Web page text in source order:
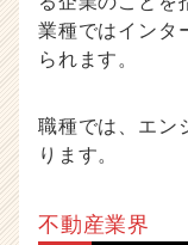
業種ではインタ
られます。
職種では、エン
ります。
不動産業界